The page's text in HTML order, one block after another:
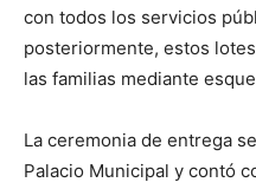
con todos los servicios
posteriormente, estos
las familias mediante
La ceremonia de entrega
Palacio Municipal y contó